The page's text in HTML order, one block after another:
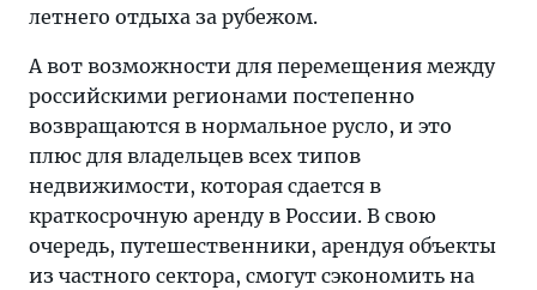
летнего отдыха за рубежом.
А вот возможности для перемещения между
российскими регионами постепенно
возвращаются в нормальное русло, и это
плюс для владельцев всех типов
недвижимости, которая сдается в
краткосрочную аренду в России. В свою
очередь, путешественники, арендуя объекты
из частного сектора, смогут сэкономить на